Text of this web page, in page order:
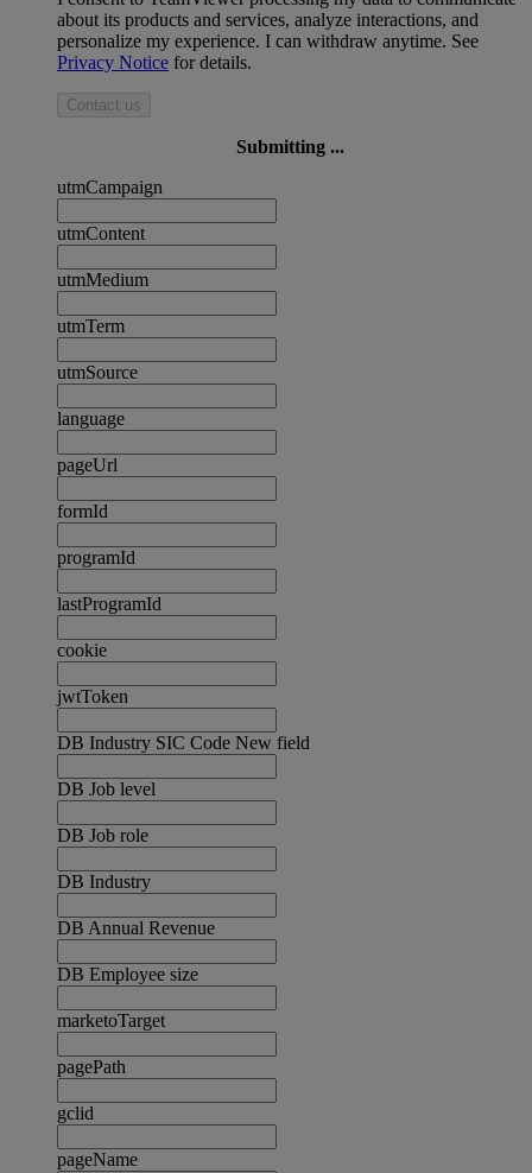
about its products and services, analyze interactions, and
personalize my experience. I can withdraw anytime. See
Privacy Notice for details.
Contact us
Submitting ...
utmCampaign
utmContent
utmMedium
utmTerm
utmSource
language
pageUrl
formId
programId
lastProgramId
cookie
jwtToken
DB Industry SIC Code New field
DB Job level
DB Job role
DB Industry
DB Annual Revenue
DB Employee size
marketoTarget
pagePath
gclid
pageName